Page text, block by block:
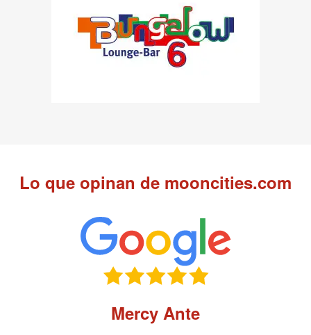
Lo que opinan de mooncities.com
Mercy Ante